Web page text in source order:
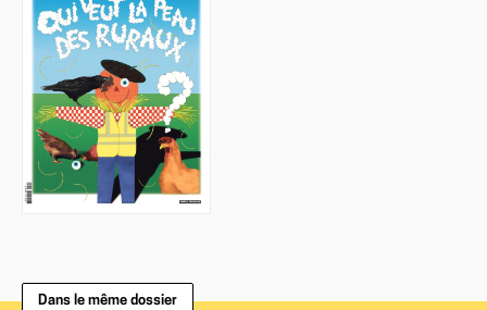
Dans le même dossier